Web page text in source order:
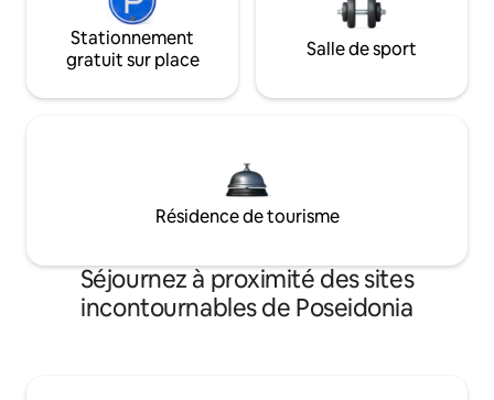
Stationnement
gratuit sur place
Salle de sport
Résidence de tourisme
Séjournez à proximité des sites
incontournables de Poseidonia